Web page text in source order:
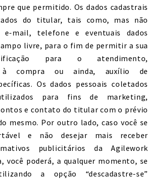
que permitido. Os dados cadastrais
do titular, tais como, mas não
mail, telefone e eventuais dados
livre, para o fim de permitir a sua
para o atendimento,
à compra ou ainda, auxílio de
Os dados pessoais coletados
para fins de marketing,
e contato do titular com o prévio
mesmo. Por outro lado, caso você se
e não desejar mais receber
publicitários da Agilework
você poderá, a qualquer momento, se
a opção “descadastre-se”